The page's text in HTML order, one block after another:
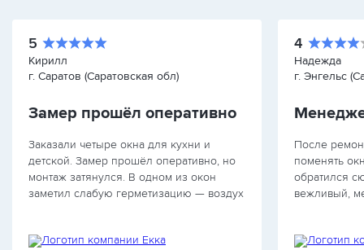
5
Кирилл
г. Саратов (Саратовская обл)
Замер прошёл оперативно
Заказали четыре окна для кухни и
детской. Замер прошёл оперативно, но
монтаж затянулся. В одном из окон
заметил слабую герметизацию — воздух
получить качественную работу.
4
Надежда
г. Энгельс
После
поменять
обратился
вежливый,
приступили